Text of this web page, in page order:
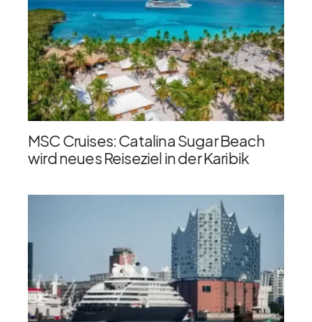
MSC Cruises: Catalina Sugar Beach
wird neues Reiseziel in der Karibik